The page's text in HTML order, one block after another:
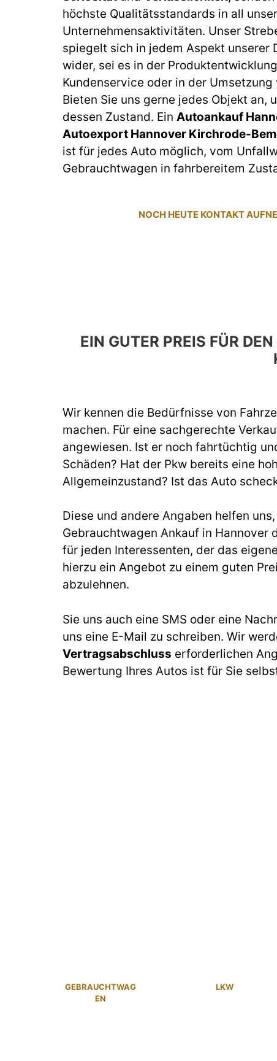
höchste Qualitätsstandards in all
Unternehmensaktivitäten. Unser
spiegelt sich in jedem Aspekt unserer
wider, sei es in der
Kundenservice oder in der Umsetzung
Bieten Sie uns gerne jedes Objekt an,
dessen Zustand. Ein Autoankauf
Autoexport Hannover Kirchrode-
ist für jedes Auto möglich, vom
Gebrauchtwagen in fahrbereitem
NOCH HEUTE KONTAKT
EIN GUTER PREIS FÜR
Wir kennen die Bedürfnisse von
machen. Für eine sachgerechte
angewiesen. Ist er noch fahrtüchtig
Schäden? Hat der Pkw bereits eine
Allgemeinzustand? Ist das Auto
Diese und andere Angaben helfen
Gebrauchtwagen Ankauf in
für jeden Interessenten, der das
hierzu ein Angebot zu einem guten
abzulehnen.
Sie uns auch eine SMS oder eine
uns eine E-Mail zu schreiben. Wir
Vertragsabschluss erforderlichen
Bewertung Ihres Autos ist für Sie
GEBRAUCHTWAG
EN
LKW